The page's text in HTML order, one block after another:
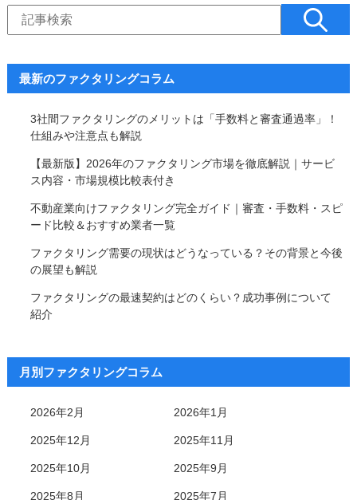
最新のファクタリングコラム
3社間ファクタリングのメリットは「手数料と審査通過率」！
仕組みや注意点も解説
【最新版】2026年のファクタリング市場を徹底解説｜サービ
ス内容・市場規模比較表付き
不動産業向けファクタリング完全ガイド｜審査・手数料・スピ
ード比較＆おすすめ業者一覧
ファクタリング需要の現状はどうなっている？その背景と今後
の展望も解説
ファクタリングの最速契約はどのくらい？成功事例について
紹介
月別ファクタリングコラム
2026年2月 2026年1月
2025年12月 2025年11月
2025年10月 2025年9月
2025年8月 2025年7月